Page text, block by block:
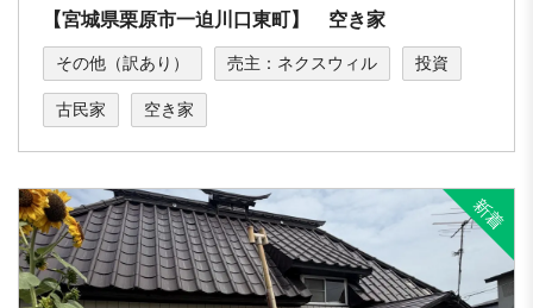
【宮城県栗原市一迫川口東町】 空き家
その他（訳あり） 売主：ネクスウィル 投資
古民家 空き家